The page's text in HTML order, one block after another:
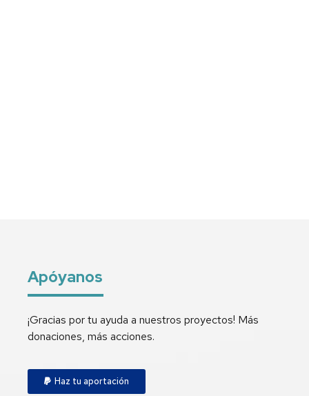
Apóyanos
¡Gracias por tu ayuda a nuestros proyectos! Más
donaciones, más acciones.
Haz tu aportación